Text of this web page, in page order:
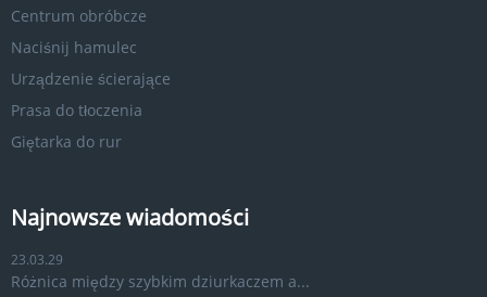
Centrum obróbcze
Naciśnij hamulec
Urządzenie ścierające
Prasa do tłoczenia
Giętarka do rur
Najnowsze wiadomości
23.03.29
Różnica między szybkim dziurkaczem a...